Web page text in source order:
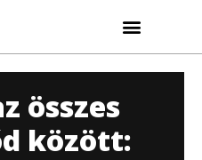
összes
között: